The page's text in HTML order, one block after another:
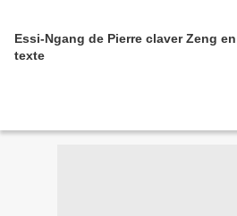
Essi-Ngang de Pierre claver Zeng en
texte